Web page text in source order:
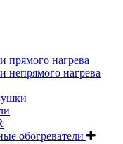
прямого нагрева
непрямого нагрева
обогреватели